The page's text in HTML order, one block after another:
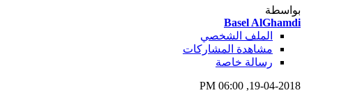
بواسطة
Basel AlGhamdi
الملف الشخصي
مشاهدة المشاركات
رسالة خاصة
19-04-2018,
06:00 PM